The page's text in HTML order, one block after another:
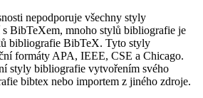
nepodporuje všechny styly
BibTeXem, mnoho stylů bibliografie je
bibliografie BibTeX. Tyto styly
formáty APA, IEEE, CSE a Chicago.
styly bibliografie vytvořením svého
bibtex nebo importem z jiného zdroje.